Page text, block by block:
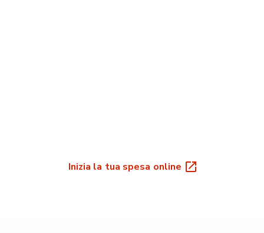
Inizia la tua spesa online